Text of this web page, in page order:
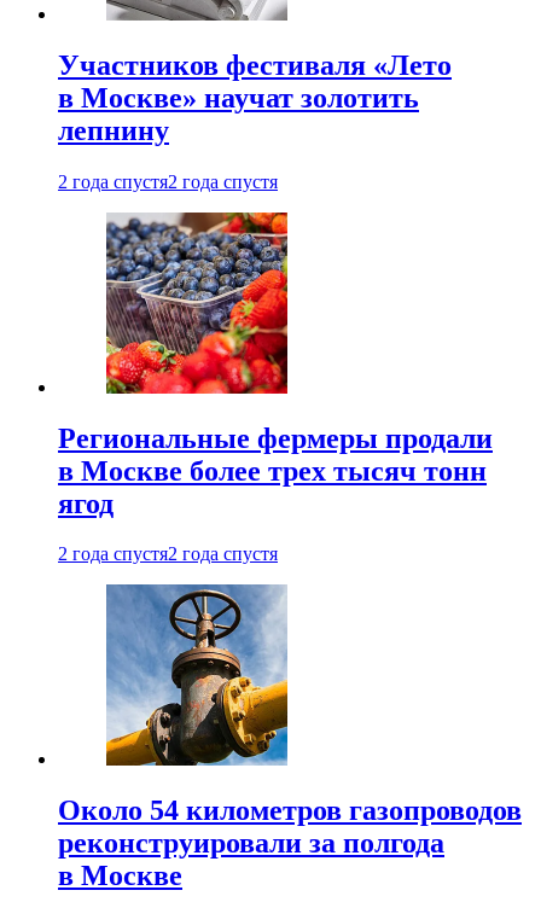
Участников фестиваля «Лето
в Москве» научат золотить
лепнину
2 года спустя2 года спустя
Региональные фермеры продали
в Москве более трех тысяч тонн
ягод
2 года спустя2 года спустя
Около 54 километров газопроводов
реконструировали за полгода
в Москве